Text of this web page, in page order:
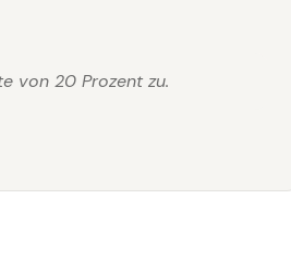
von 20 Prozent zu.